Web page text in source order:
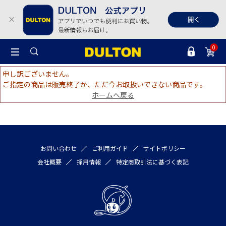
0
申し訳ございません。
ご指定の商品は販売終了か、ただ今お取扱いできない商品です。
ホームへ戻る
お問い合わせ ご利用ガイド
サイトポリシー
会社概要
採用情報 特定商取引法に基づく表記